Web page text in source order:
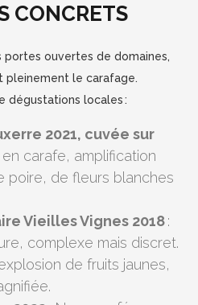
CONCRETS
portes ouvertes de domaines,
pleinement le carafage.
dégustations locales :
2021, cuvée sur
carafe, amplification
poire, de fleurs blanches
Vieilles Vignes 2018:
complexe mais discret.
de fruits jaunes,